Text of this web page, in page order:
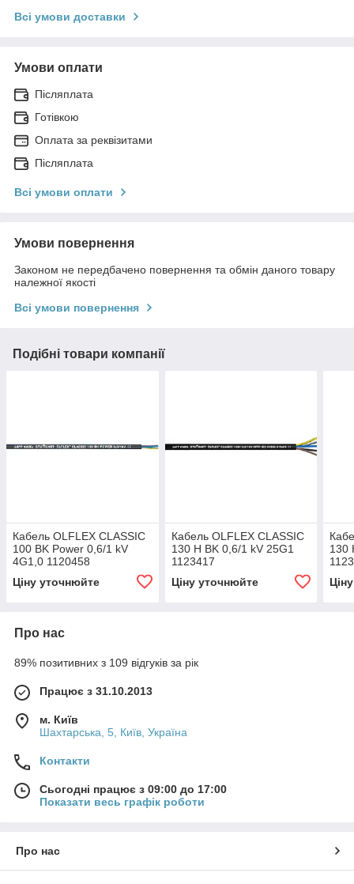
Всі умови доставки
Умови оплати
Післяплата
Готівкою
Оплата за реквізитами
Післяплата
Всі умови оплати
Умови повернення
Законом не передбачено повернення та обмін даного товару
належної якості
Всі умови повернення
Подібні товари компанії
Кабель OLFLEX CLASSIC
100 BK Power 0,6/1 kV
4G1,0 1120458
Ціну уточнюйте
Кабель OLFLEX CLASSIC
130 H BK 0,6/1 kV 25G1
1123417
Ціну уточнюйте
130
Про нас
89% позитивних з 109 відгуків за рік
Працює з 31.10.2013
м. Київ
Шахтарська, 5, Київ, Україна
Контакти
Сьогодні працює з 09:00 до 17:00
Показати весь графік роботи
Про нас